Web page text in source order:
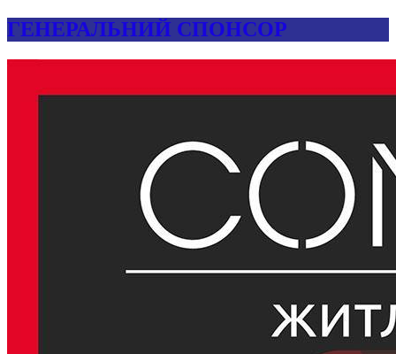
ГЕНЕРАЛЬНИЙ СПОНСОР